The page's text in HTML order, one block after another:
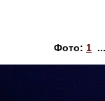
Фото: 1